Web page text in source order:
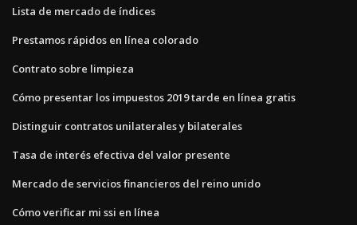
Lista de mercado de índices
Prestamos rápidos en línea colorado
Contrato sobre limpieza
Cómo presentar los impuestos 2019 tarde en línea gratis
Distinguir contratos unilaterales y bilaterales
Tasa de interés efectiva del valor presente
Mercado de servicios financieros del reino unido
Cómo verificar mi ssi en línea